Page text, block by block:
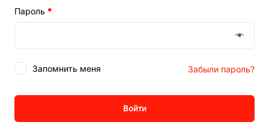
Пароль *
Запомнить меня Забыли пароль?
Войти